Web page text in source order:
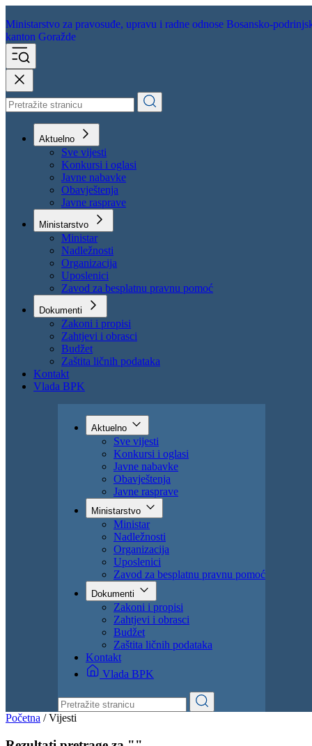
Ministarstvo za pravosuđe,
kanton Goražde
Aktuelno
Sve vijesti
Konkursi i oglasi
Javne nabavke
Obavještenja
Javne rasprave
Ministarstvo
Ministar
Nadležnosti
Organizacija
Uposlenici
Zavod za besplatnu pravnu pomoć
Dokumenti
Zakoni i propisi
Zahtjevi i obrasci
Budžet
Vlada BPK
Aktuelno
Sve vijesti
Konkursi i oglasi
Javne nabavke
Obavještenja
Javne rasprave
Ministarstvo
Ministar
Nadležnosti
Organizacija
Uposlenici
Zavod za besplatnu pravnu pomoć
Dokumenti
Zakoni i propisi
Zahtjevi i obrasci
Budžet
Zaštita ličnih podataka
Kontakt
Vlada BPK